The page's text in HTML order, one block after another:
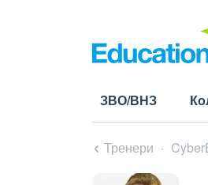
ЗВО/ВНЗ
Тренери